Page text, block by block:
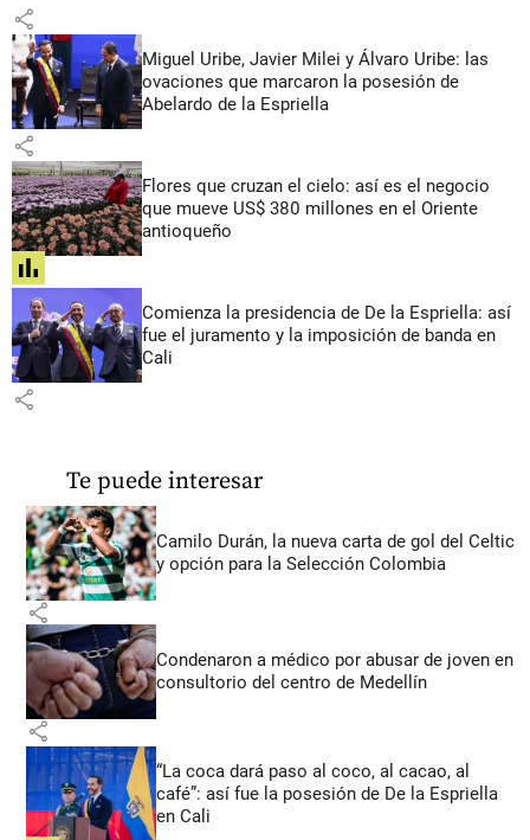
share
Miguel Uribe, Javier Milei y Álvaro Uribe: las
ovaciones que marcaron la posesión de
Abelardo de la Espriella
share
Flores que cruzan el cielo: así es el negocio
que mueve US$ 380 millones en el Oriente
antioqueño
share
Comienza la presidencia de De la Espriella: así
fue el juramento y la imposición de banda en
Cali
share
Te puede interesar
Camilo Durán, la nueva carta de gol del Celtic
y opción para la Selección Colombia
share
Condenaron a médico por abusar de joven en
consultorio del centro de Medellín
share
“La coca dará paso al coco, al cacao, al
café”: así fue la posesión de De la Espriella
en Cali